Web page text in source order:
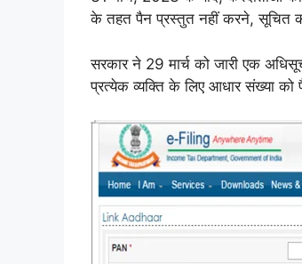
के तहत पैन प्रस्तुत नहीं करने, सूचित
सरकार ने 29 मार्च को जारी एक
प्रत्येक व्यक्ति के लिए आधार संख्या को